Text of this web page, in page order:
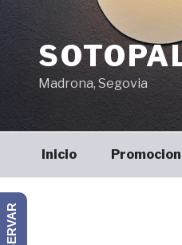
al
contenido
Madrona, Segovia
Inicio